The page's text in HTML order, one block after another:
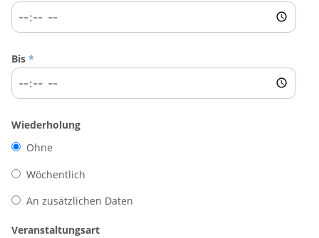
Bis *
Wiederholung
Ohne
Wöchentlich
An zusätzlichen Daten
Veranstaltungsart